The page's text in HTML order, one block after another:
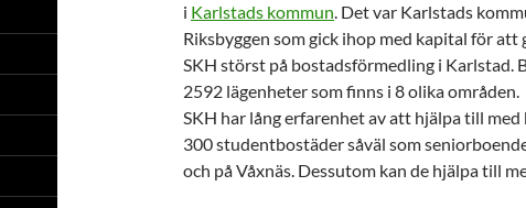
i Karlstads kommun. Det var Karlstads
Riksbyggen som gick ihop med kapital för att
SKH störst på bostadsförmedling i Karlstad.
2592 lägenheter som finns i 8 olika områden.
SKH har lång erfarenhet av att hjälpa till med
300 studentbostäder såväl som
och på Våxnäs. Dessutom kan de hjälpa till